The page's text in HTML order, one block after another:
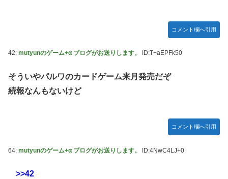
コメント欄へ引用
42: mutyunのゲーム+α ブログがお送りします。 ID:T+aEPFk50
そういやパルワのカードゲーム来月発売だぞ
続報なんもないけど
コメント欄へ引用
64: mutyunのゲーム+α ブログがお送りします。 ID:4NwC4LJ+0
>>42